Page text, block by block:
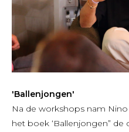
'Ballenjongen'
Na de workshops nam Nino
het boek ‘Ballenjongen” de